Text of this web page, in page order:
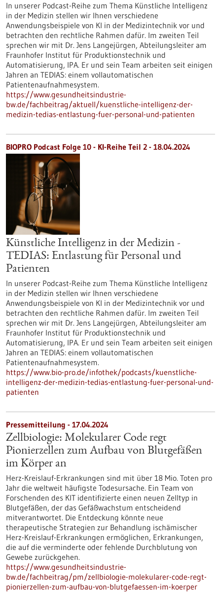
In unserer Podcast-Reihe zum Thema Künstliche Intelligenz
in der Medizin stellen wir Ihnen verschiedene
Anwendungsbeispiele von KI in der Medizintechnik vor und
betrachten den rechtliche Rahmen dafür. Im zweiten Teil
sprechen wir mit Dr. Jens Langejürgen, Abteilungsleiter am
Fraunhofer Institut für Produktionstechnik und
Automatisierung, IPA. Er und sein Team arbeiten seit einigen
Jahren an TEDIAS: einem vollautomatischen
Patientenaufnahmesystem.
https://www.gesundheitsindustrie-
bw.de/fachbeitrag/aktuell/kuenstliche-intelligenz-der-
medizin-tedias-entlastung-fuer-personal-und-patienten
BIOPRO Podcast Folge 10 - KI-Reihe Teil 2 - 18.04.2024
Künstliche Intelligenz in der Medizin -
TEDIAS: Entlastung für Personal und
Patienten
In unserer Podcast-Reihe zum Thema Künstliche Intelligenz
in der Medizin stellen wir Ihnen verschiedene
Anwendungsbeispiele von KI in der Medizintechnik vor und
betrachten den rechtliche Rahmen dafür. Im zweiten Teil
sprechen wir mit Dr. Jens Langejürgen, Abteilungsleiter am
Fraunhofer Institut für Produktionstechnik und
Automatisierung, IPA. Er und sein Team arbeiten seit einigen
Jahren an TEDIAS: einem vollautomatischen
Patientenaufnahmesystem.
https://www.bio-pro.de/infothek/podcasts/kuenstliche-
intelligenz-der-medizin-tedias-entlastung-fuer-personal-und-
patienten
Pressemitteilung - 17.04.2024
Zellbiologie: Molekularer Code regt
Pionierzellen zum Aufbau von Blutgefäßen
im Körper an
Herz-Kreislauf-Erkrankungen sind mit über 18 Mio. Toten pro
Jahr die weltweit häufigste Todesursache. Ein Team von
Forschenden des KIT identifizierte einen neuen Zelltyp in
Blutgefäßen, der das Gefäßwachstum entscheidend
mitverantwortet. Die Entdeckung könnte neue
therapeutische Strategien zur Behandlung ischämischer
Herz-Kreislauf-Erkrankungen ermöglichen, Erkrankungen,
die auf die verminderte oder fehlende Durchblutung von
Gewebe zurückgehen.
https://www.gesundheitsindustrie-
bw.de/fachbeitrag/pm/zellbiologie-molekularer-code-regt-
pionierzellen-zum-aufbau-von-blutgefaessen-im-koerper